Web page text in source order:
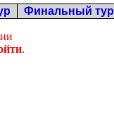
Финальный тур
.